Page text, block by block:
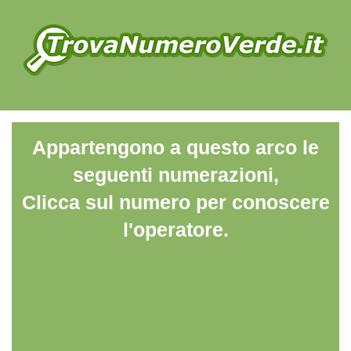
Appartengono a questo arco le
seguenti numerazioni,
Clicca sul numero per conoscere
l'operatore.